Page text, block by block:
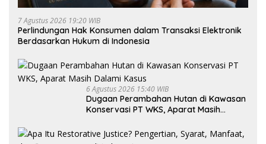
7 Agustus 2026 19:20 WIB
Perlindungan Hak Konsumen dalam Transaksi Elektronik
Berdasarkan Hukum di Indonesia
6 Agustus 2026 15:40 WIB
Dugaan Perambahan Hutan di Kawasan
Konservasi PT WKS, Aparat Masih